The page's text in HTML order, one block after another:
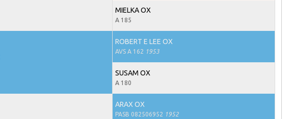
MIELKA OX
A 185
ROBERT E LEE OX
AVS A 162 1953
SUSAM OX
A 180
ARAX OX
PASB 082506952 1952